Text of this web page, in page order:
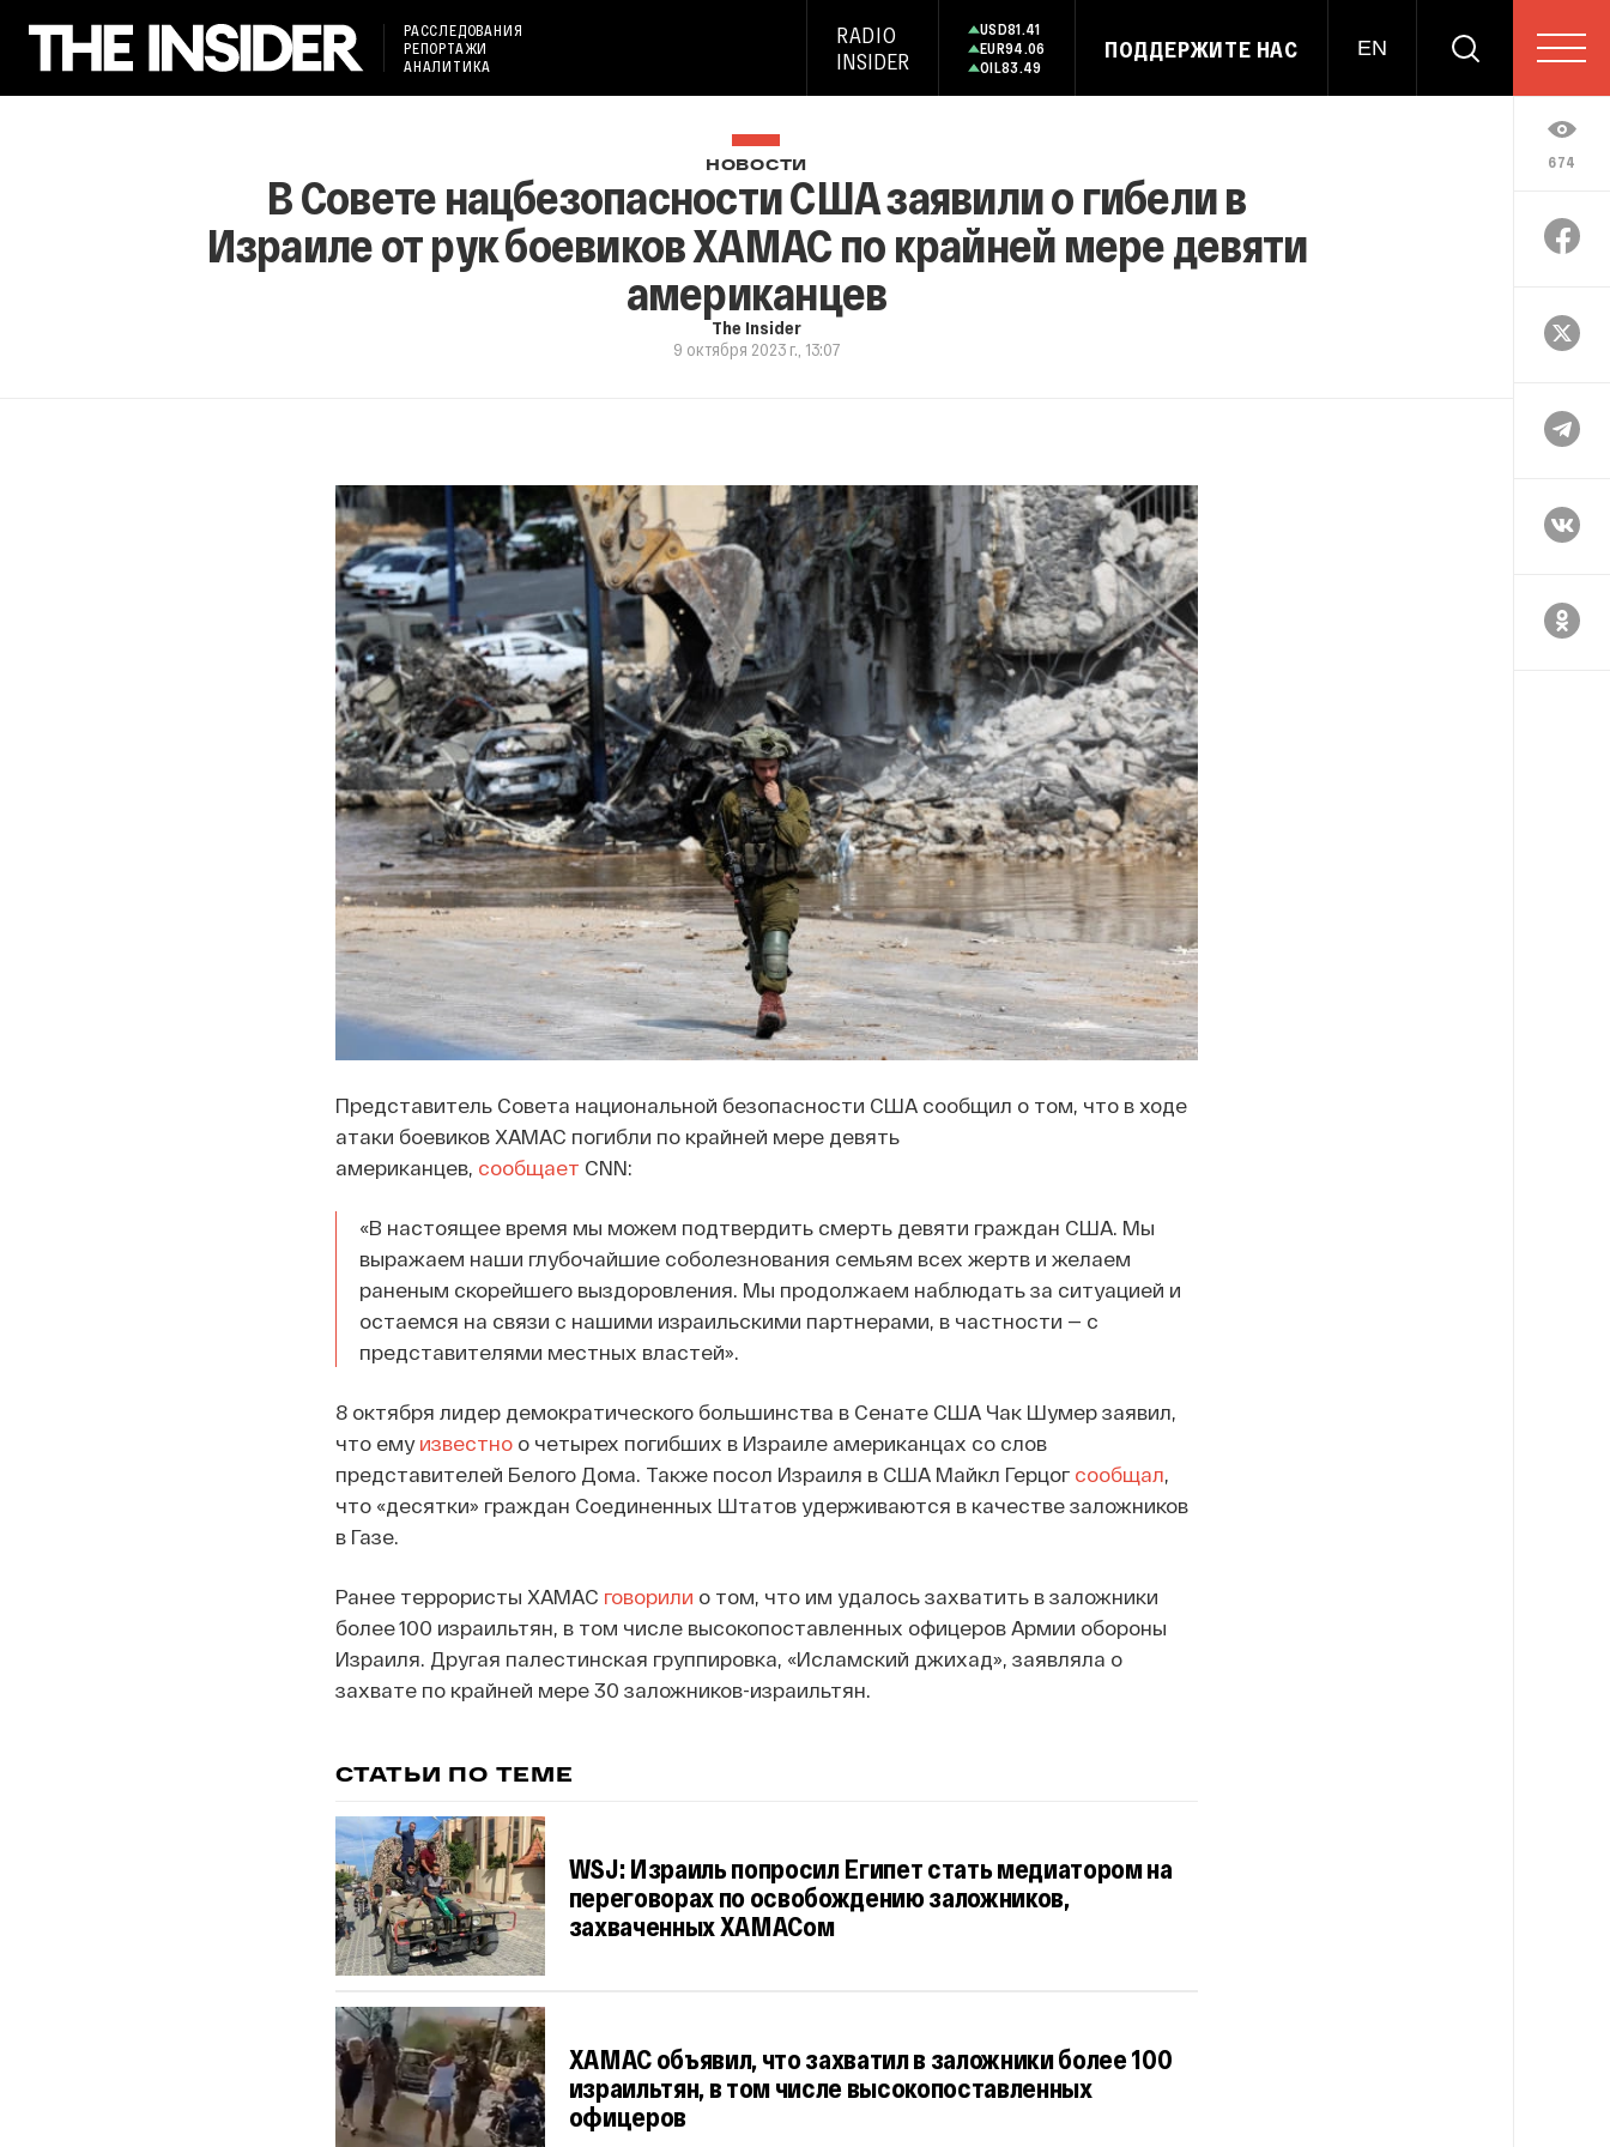
РАССЛЕДОВАНИЯ
РЕПОРТАЖИ
АНАЛИТИКА
RADIO
INSIDER
USD81.41
EUR94.06
OIL83.49
ПОДДЕРЖИТЕ НАС EN
674
НОВОСТИ
В Совете нацбезопасности США заявили о гибели в
Израиле от рук боевиков ХАМАС по крайней мере девяти
американцев
The Insider
9 октября 2023 г., 13:07
Представитель Совета национальной безопасности США сообщил о том, что в ходе
атаки боевиков ХАМАС погибли по крайней мере девять
американцев, сообщает CNN:
«В настоящее время мы можем подтвердить смерть девяти граждан США. Мы
выражаем наши глубочайшие соболезнования семьям всех жертв и желаем
раненым скорейшего выздоровления. Мы продолжаем наблюдать за ситуацией и
остаемся на связи с нашими израильскими партнерами, в частности — с
представителями местных властей».
8 октября лидер демократического большинства в Сенате США Чак Шумер заявил,
что ему известноо четырех погибших в Израиле американцах со слов
представителей Белого Дома. Также посол Израиля в США Майкл Герцог сообщал,
что «десятки» граждан Соединенных Штатов удерживаются в качестве заложников
в Газе.
Ранее террористы ХАМАС говорили о том, что им удалось захватить в заложники
более 100 израильтян, в том числе высокопоставленных офицеров Армии обороны
Израиля. Другая палестинская группировка, «Исламский джихад», заявляла о
захвате по крайней мере 30 заложников-израильтян.
СТАТЬИ ПО ТЕМЕ
WSJ: Израиль попросил Египет стать медиатором на
переговорах по освобождению заложников,
захваченных ХАМАСом
ХАМАС объявил, что захватил в заложники более 100
израильтян, в том числе высокопоставленных
офицеров